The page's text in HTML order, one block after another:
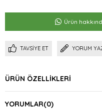
Ürün
TAVSIYE ET YORUM
ÜRÜN ÖZELLIKLERI
YORUMLAR(0)